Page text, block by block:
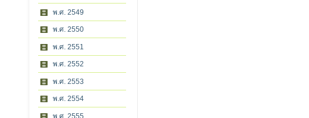
พ.ศ. 2549
พ.ศ. 2550
พ.ศ. 2551
พ.ศ. 2552
พ.ศ. 2553
พ.ศ. 2554
พ.ศ. 2555